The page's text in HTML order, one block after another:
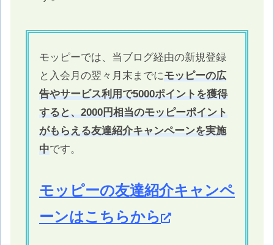
モッピーでは、当ブログ経由の新規登録
と入会月の翌々月末までにモッピーの広
告やサービス利用で5000ポイントを獲得
すると、2000円相当のモッピーポイント
がもらえる友達紹介キャンペーンを実施
中です。
モッピーの友達紹介キャンペ
ーンはこちらから